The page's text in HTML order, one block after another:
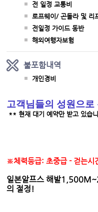
전 일정 교통비
로프웨이/ 곤돌라 및 리
전일정 가이드 동반
해외여행자보험
불포함내역
개인경비
고객님들의 성원으
** 현재 대기 예약만 받고 있습
※체력등급: 초중급 - 걷는시
일본알프스 해발
의 절정!